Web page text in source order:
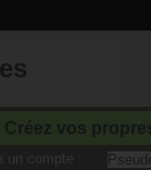
Créez vos
un compte :